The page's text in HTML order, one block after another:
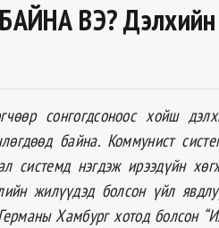
ВЭ?
сонгогдсоноос хойш
байна. Коммунист
системд нэгдэж ирээдүйн
жилүүдэд болсон үйл
Хамбург хотод болсон